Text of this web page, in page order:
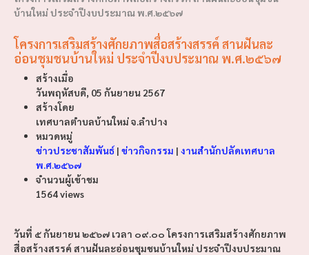
บ้านใหม่ ประจำปีงบประมาณ พ.ศ.๒๕๖๗
โครงการเสริมสร้างศักยภาพสื่อสร้างสรรค์ สานฝันละ
อ่อนชุมชนบ้านใหม่ ประจำปีงบประมาณ พ.ศ.๒๕๖๗
สร้างเมื่อ
วันพฤหัสบดี, 05 กันยายน 2567
สร้างโดย
เทศบาลตำบลบ้านใหม่ จ.ลำปาง
หมวดหมู่
ข่าวประชาสัมพันธ์ | ข่าวกิจกรรม | งานสำนักปลัดเทศบาล
พ.ศ.๒๕๖๗
จำนวนผู้เข้าชม
1564 views
วันที่ ๕ กันยายน ๒๕๖๗ เวลา ๐๙.๐๐ โครงการเสริมสร้างศักยภาพ
สื่อสร้างสรรค์ สานฝันละอ่อนชุมชนบ้านใหม่ ประจำปีงบประมาณ